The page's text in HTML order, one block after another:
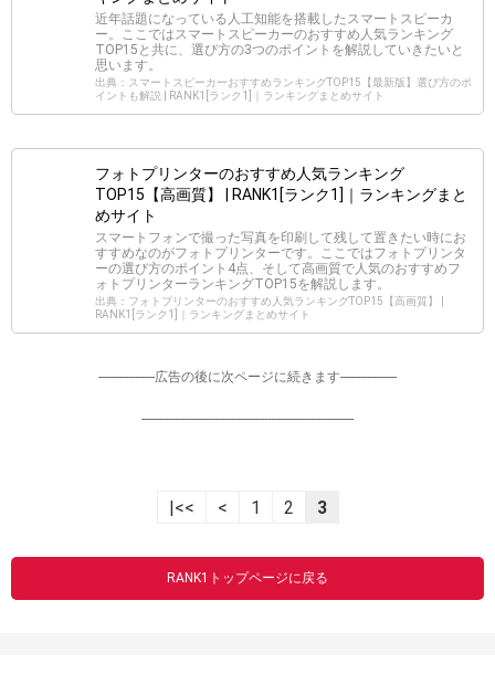
近年話題になっている人工知能を搭載したスマートスピーカ
ー。ここではスマートスピーカーのおすすめ人気ランキング
TOP15と共に、選び方の3つのポイントを解説していきたいと
思います。
出典：スマートスピーカーおすすめランキングTOP15【最新版】選び方のポ
イントも解説 | RANK1[ランク1]｜ランキングまとめサイト
フォトプリンターのおすすめ人気ランキング
TOP15【高画質】 | RANK1[ランク1]｜ランキングまと
めサイト
スマートフォンで撮った写真を印刷して残して置きたい時にお
すすめなのがフォトプリンターです。ここではフォトプリンタ
ーの選び方のポイント4点、そして高画質で人気のおすすめフ
ォトプリンターランキングTOP15を解説します。
出典：フォトプリンターのおすすめ人気ランキングTOP15【高画質】 |
RANK1[ランク1]｜ランキングまとめサイト
-----------------広告の後に次ページに続きます-----------------
----------------------------------------------------------------
|<< < 1 2 3
RANK1トップページに戻る